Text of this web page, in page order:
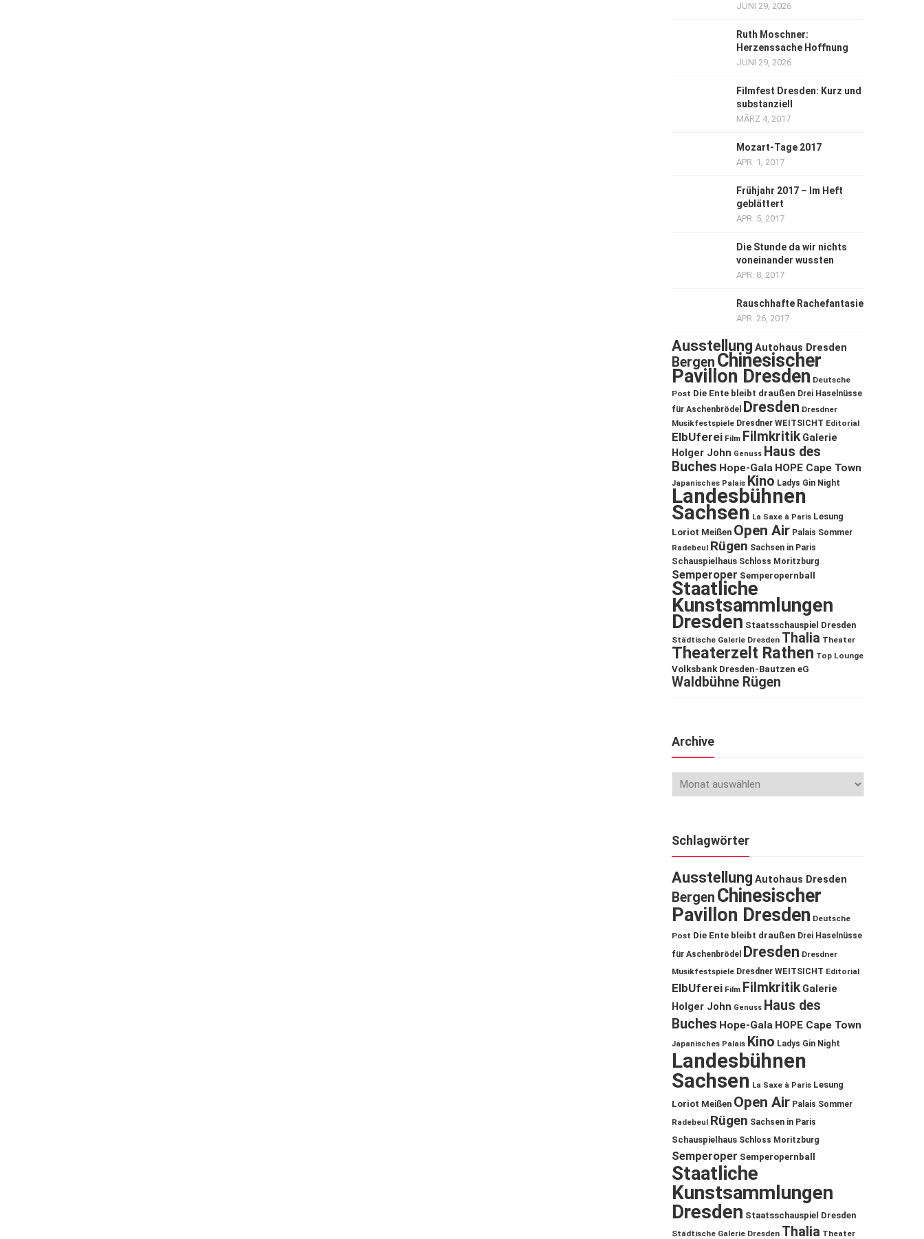
JUNI 29, 2026
Ruth Moschner:
Herzenssache Hoffnung
JUNI 29, 2026
Filmfest Dresden: Kurz und
substanziell
MÄRZ 4, 2017
Mozart-Tage 2017
APR. 1, 2017
Frühjahr 2017 – Im Heft
geblättert
APR. 5, 2017
Die Stunde da wir nichts
voneinander wussten
APR. 8, 2017
Rauschhafte Rachefantasie
APR. 26, 2017
Ausstellung Autohaus Dresden
Bergen Chinesischer
Pavillon Dresden Deutsche
Post Die Ente bleibt draußen Drei Haselnüsse
für Aschenbrödel
Dresden Dresdner
Musikfestspiele Dresdner WEITSICHT Editorial
ElbUferei Film Filmkritik Galerie
Holger John Genuss Haus des
Buches Hope-Gala HOPE Cape Town
Japanisches Palais Kino Ladys Gin Night
Landesbühnen
Sachsen La Saxe à Paris Lesung
Loriot Meißen Open Air Palais Sommer
Radebeul Rügen Sachsen in Paris
Schauspielhaus Schloss Moritzburg
Semperoper Semperopernball
Staatliche
Kunstsammlungen
Dresden Staatsschauspiel Dresden
Städtische Galerie Dresden Thalia Theater
Theaterzelt Rathen Top Lounge
Volksbank Dresden-Bautzen eG
Waldbühne Rügen
Archive
Schlagwörter
Ausstellung Autohaus Dresden
Bergen Chinesischer
Pavillon Dresden Deutsche
Post Die Ente bleibt draußen Drei Haselnüsse
für Aschenbrödel
Dresden Dresdner
Musikfestspiele Dresdner WEITSICHT Editorial
ElbUferei Film Filmkritik Galerie
Holger John Genuss Haus des
Buches Hope-Gala HOPE Cape Town
Japanisches Palais Kino Ladys Gin Night
Landesbühnen
Sachsen La Saxe à Paris Lesung
Loriot Meißen Open Air Palais Sommer
Radebeul Rügen Sachsen in Paris
Schauspielhaus Schloss Moritzburg
Semperoper Semperopernball
Staatliche
Kunstsammlungen
Dresden Staatsschauspiel Dresden
Städtische Galerie Dresden Thalia Theater